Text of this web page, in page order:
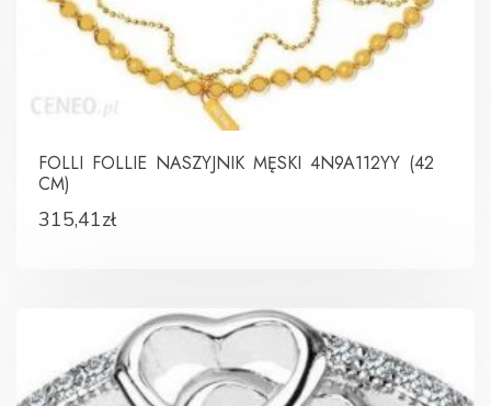
FOLLI FOLLIE NASZYJNIK MĘSKI 4N9A112YY (42
CM)
315,41zł